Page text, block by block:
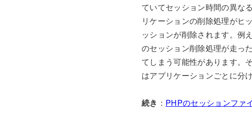
ていてセッション時間の異な
リケーションの削除処理がヒ
ッションが削除されます。例
のセッション削除処理が走っ
てしまう可能性があります。
はアプリケーションごとに分
続き ： PHPのセッションファ